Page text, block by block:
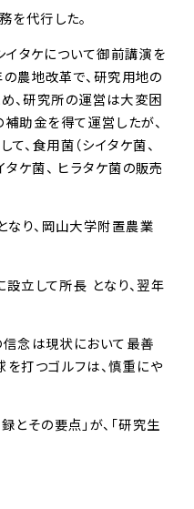
代行した。
タケについて御前講演を
農地改革で、研究用地の
、研究所の運営は大変困
助金を得て運営したが、
、食用菌（シイタケ菌、
ケ菌、 ヒラタケ菌の販売
なり、岡山大学附置農業
立して所長 となり、翌年
念は現状において最善
打つゴルフは、慎重にや
その要点｣が、「研究生